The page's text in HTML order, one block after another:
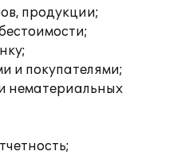
продукции;
и покупателями;
нематериальных